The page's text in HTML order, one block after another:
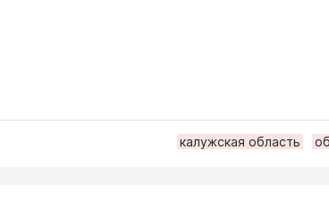
калужская область